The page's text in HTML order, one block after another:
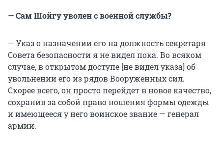
— Сам Шойгу уволен с военной службы?
— Указ о назначении его на должность секретаря
Совета безопасности я не видел пока. Во всяком
случае, в открытом доступе [не видел указа] об
увольнении его из рядов Вооруженных сил.
Скорее всего, он просто перейдет в новое качество,
сохранив за собой право ношения формы одежды
и имеющееся у него воинское звание — генерал
армии.